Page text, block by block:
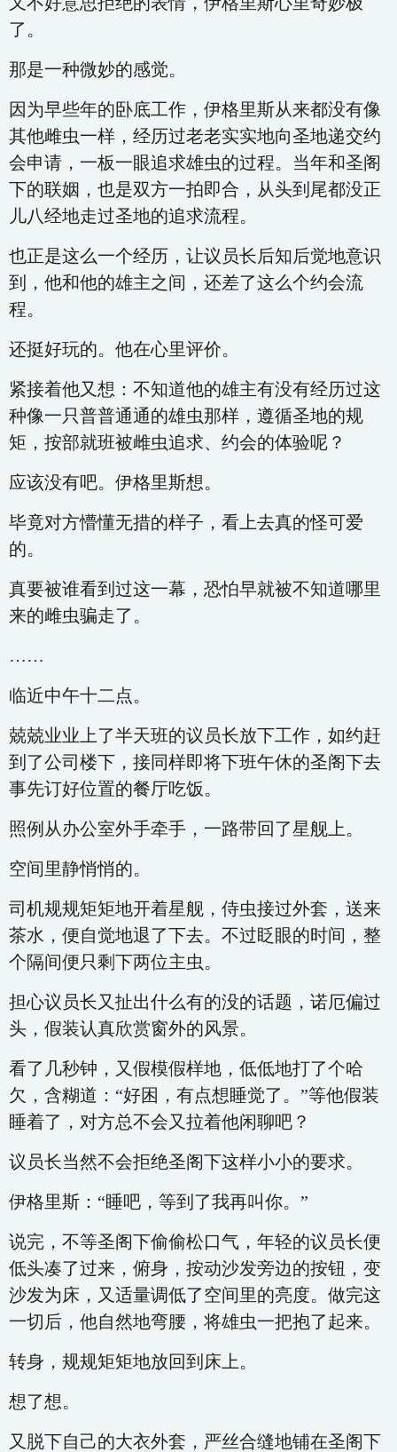
了。
那是一种微妙的感觉。
因为早些年的卧底工作，伊格里斯从来都没有像
其他雌虫一样，经历过老老实实地向圣地递交约
会申请，一板一眼追求雄虫的过程。当年和圣阁
下的联姻，也是双方一拍即合，从头到尾都没正
儿八经地走过圣地的追求流程。
也正是这么一个经历，让议员长后知后觉地意识
到，他和他的雄主之间，还差了这么个约会流
程。
还挺好玩的。他在心里评价。
紧接着他又想：不知道他的雄主有没有经历过这
种像一只普普通通的雄虫那样，遵循圣地的规
矩，按部就班被雌虫追求、约会的体验呢？
应该没有吧。伊格里斯想。
毕竟对方懵懂无措的样子，看上去真的怪可爱
的。
真要被谁看到过这一幕，恐怕早就被不知道哪里
来的雌虫骗走了。
……
临近中午十二点。
兢兢业业上了半天班的议员长放下工作，如约赶
到了公司楼下，接同样即将下班午休的圣阁下去
事先订好位置的餐厅吃饭。
照例从办公室外手牵手，一路带回了星舰上。
空间里静悄悄的。
司机规规矩矩地开着星舰，侍虫接过外套，送来
茶水，便自觉地退了下去。不过眨眼的时间，整
个隔间便只剩下两位主虫。
担心议员长又扯出什么有的没的话题，诺厄偏过
头，假装认真欣赏窗外的风景。
看了几秒钟，又假模假样地，低低地打了个哈
欠，含糊道：“好困，有点想睡觉了。”等他假装
睡着了，对方总不会又拉着他闲聊吧？
议员长当然不会拒绝圣阁下这样小小的要求。
伊格里斯：“睡吧，等到了我再叫你。”
说完，不等圣阁下偷偷松口气，年轻的议员长便
低头凑了过来，俯身，按动沙发旁边的按钮，变
沙发为床，又适量调低了空间里的亮度。做完这
一切后，他自然地弯腰，将雄虫一把抱了起来。
转身，规规矩矩地放回到床上。
想了想。
又脱下自己的大衣外套，严丝合缝地铺在圣阁下